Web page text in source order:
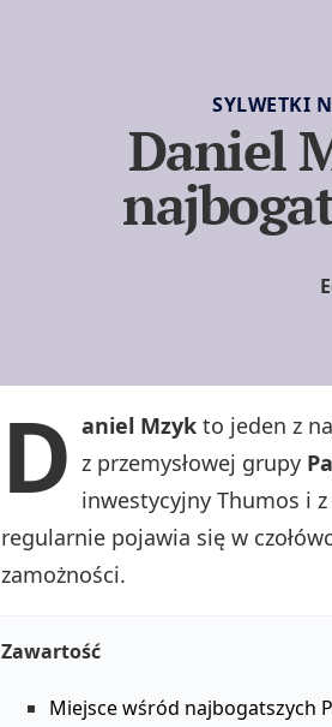
SYLWETKI
Daniel
D aniel Mzyk to jeden z
z przemysłowej grupy
inwestycyjny Thumos i
regularnie pojawia się w
zamożności.
Zawartość
Miejsce wśród najbogatszych